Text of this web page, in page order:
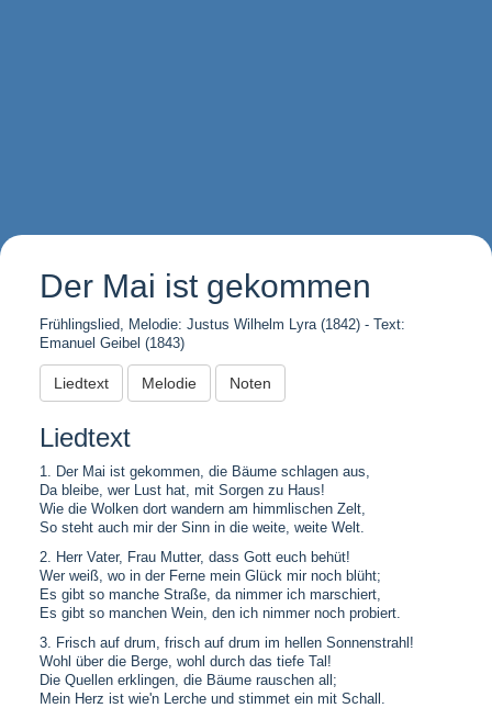
Der Mai ist gekommen
Frühlingslied, Melodie: Justus Wilhelm Lyra (1842) - Text:
Emanuel Geibel (1843)
Liedtext Melodie Noten
Liedtext
1. Der Mai ist gekommen, die Bäume schlagen aus,
Da bleibe, wer Lust hat, mit Sorgen zu Haus!
Wie die Wolken dort wandern am himmlischen Zelt,
So steht auch mir der Sinn in die weite, weite Welt.
2. Herr Vater, Frau Mutter, dass Gott euch behüt!
Wer weiß, wo in der Ferne mein Glück mir noch blüht;
Es gibt so manche Straße, da nimmer ich marschiert,
Es gibt so manchen Wein, den ich nimmer noch probiert.
3. Frisch auf drum, frisch auf drum im hellen Sonnenstrahl!
Wohl über die Berge, wohl durch das tiefe Tal!
Die Quellen erklingen, die Bäume rauschen all;
Mein Herz ist wie'n Lerche und stimmet ein mit Schall.